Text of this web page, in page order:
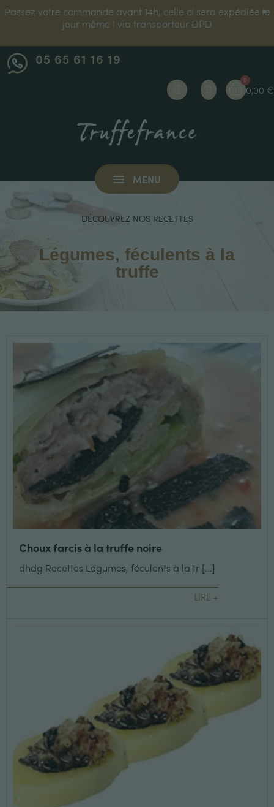
Inscrivez-vous à notre newsletter et bénéficiez de 10% de
réduction sur votre première commande !
05 65 61 16 19
0,00 €
MENU
DÉCOUVREZ NOS RECETTES
Légumes, féculents à la
truffe
Choux farcis à la truffe noire
dhdg Recettes Légumes, féculents à la tr [...]
LIRE +